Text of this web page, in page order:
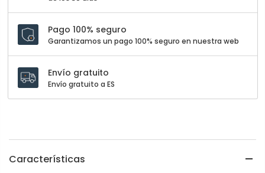
Pago 100% seguro
Garantizamos un pago 100% seguro en nuestra web
Envío gratuito
Envío gratuito a ES
Características